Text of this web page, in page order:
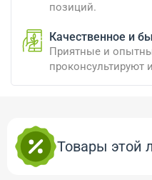
позиций.
Качественное и
Приятные и
проконсультируют
Товары этой